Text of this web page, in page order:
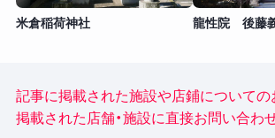
米倉稲荷神社 龍性院 後藤
記事に掲載された施設や店鋪についての
掲載された店舗・施設に直接お問い合わ